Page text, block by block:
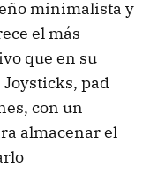
minimalista y
el más
que en su
pad
con un
almacenar el